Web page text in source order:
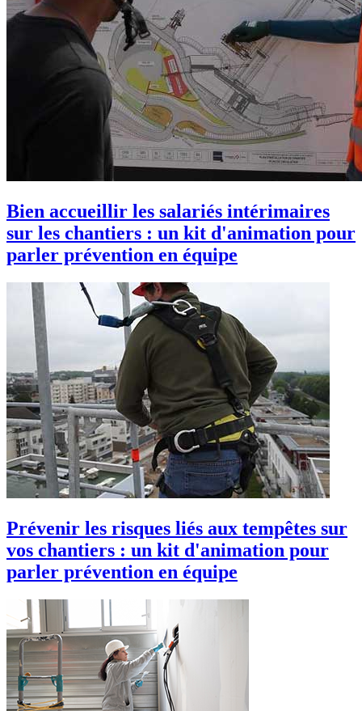
Bien accueillir les salariés intérimaires
sur les chantiers : un kit d'animation pour
parler prévention en équipe
Prévenir les risques liés aux tempêtes sur
vos chantiers : un kit d'animation pour
parler prévention en équipe